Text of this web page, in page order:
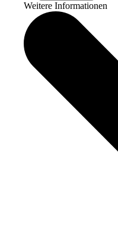
Weitere Informationen